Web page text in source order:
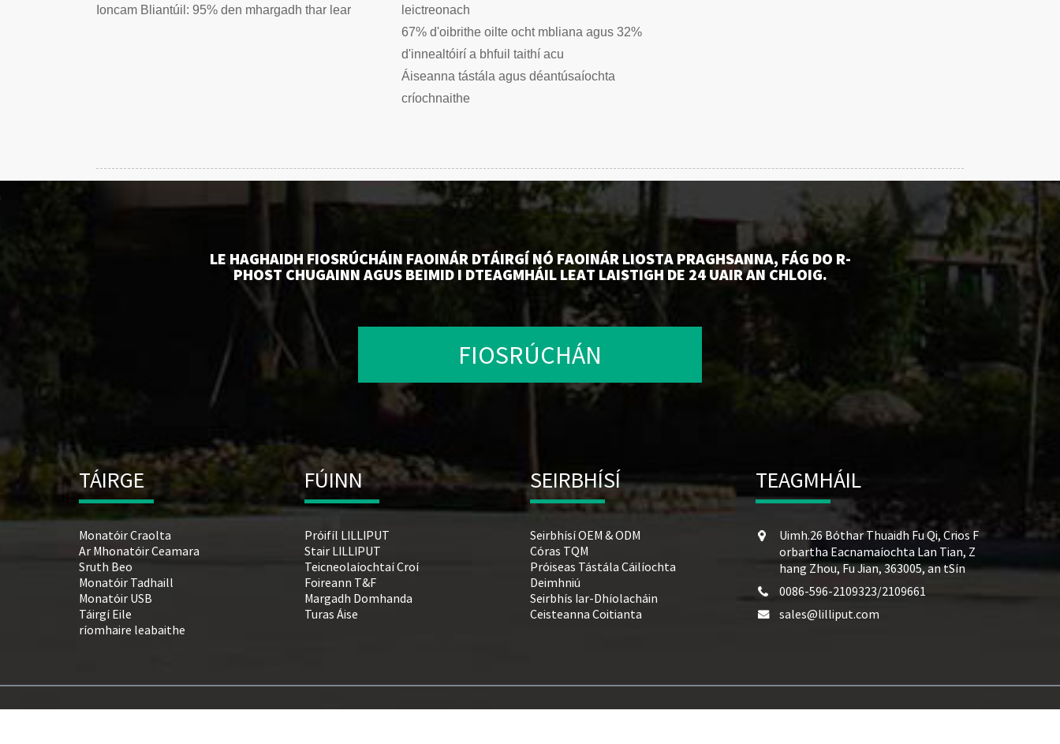
Ioncam Bliantúil: 95% den mhargadh thar lear
leictreonach
67% d'oibrithe oilte ocht mbliana agus 32%
d'innealtóirí a bhfuil taithí acu
Áiseanna tástála agus déantúsaíochta
críochnaithe
LE HAGHAIDH FIOSRÚCHÁIN FAOINÁR DTÁIRGÍ NÓ FAOINÁR LIOSTA PRAGHSANNA, FÁG DO R-
PHOST CHUGAINN AGUS BEIMID I DTEAGMHÁIL LEAT LAISTIGH DE 24 UAIR AN CHLOIG.
FIOSRÚCHÁN
TÁIRGE
Monatóir Craolta
Ar Mhonatóir Ceamara
Sruth Beo
Monatóir Tadhaill
Monatóir USB
Táirgí Eile
ríomhaire leabaithe
FÚINN
Próifíl LILLIPUT
Stair LILLIPUT
Teicneolaíochtaí Croí
Foireann T&F
Margadh Domhanda
Turas Áise
SEIRBHÍSÍ
Seirbhísí OEM & ODM
Córas TQM
Próiseas Tástála Cáilíochta
Deimhniú
Seirbhís Iar-Dhíolacháin
Ceisteanna Coitianta
TEAGMHÁIL
Uimh.26 Bóthar Thuaidh Fu Qi, Crios F
orbartha Eacnamaíochta Lan Tian, ​​Z
hang Zhou, Fu Jian, 363005, an tSín
0086-596-2109323/2109661
sales@lilliput.com